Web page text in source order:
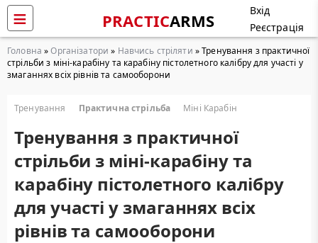
PRACTICARMS
Вхід
Реєстрація
Головна »Організатори » Навчись стріляти » Тренування з практичної
стрільби з міні-карабіну та карабіну пістолетного калібру для участі у
змаганнях всіх рівнів та самооборони
Тренування Практична стрільба Міні Карабін
Тренування з практичної
стрільби з міні-карабіну та
карабіну пістолетного калібру
для участі у змаганнях всіх
рівнів та самооборони